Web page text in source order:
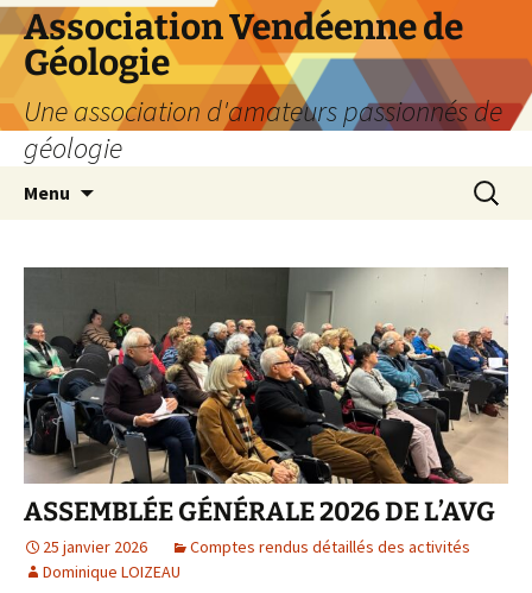
Aller
au
contenu
Association Vendéenne de
Géologie
Une association d'amateurs passionnés de
géologie
Menu
ASSEMBLÉE GÉNÉRALE 2026 DE L’AVG
25 janvier 2026
Comptes rendus détaillés des activités
Dominique LOIZEAU